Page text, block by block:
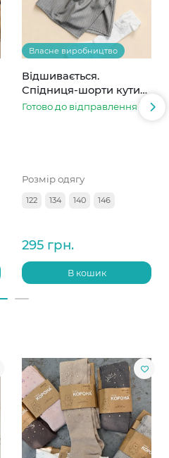
Власне виробництво
Відшивається.
Спідниця-шорти кутик
сіра в смужку
Готово до відправлення
Розмір одягу
122 134 140 146
295 грн.
В кошик